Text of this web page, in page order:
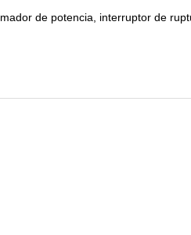
de potencia, interruptor de